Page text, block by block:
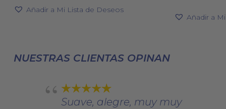
opciones
elegir
original actual
Añadir a Mi Lista de Deseos
Añadir a
NUESTRAS CLIENTAS OPINAN
Suave, alegre, muy muy